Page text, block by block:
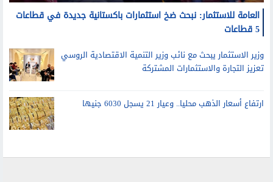
العامة للاستثمار: نبحث ضخ استثمارات باكستانية جديدة في قطاعات
5 قطاعات
وزير الاستثمار يبحث مع نائب وزير التنمية الاقتصادية الروسي
تعزيز التجارة والاستثمارات المشتركة
ارتفاع أسعار الذهب محليا.. وعيار 21 يسجل 6030 جنيها